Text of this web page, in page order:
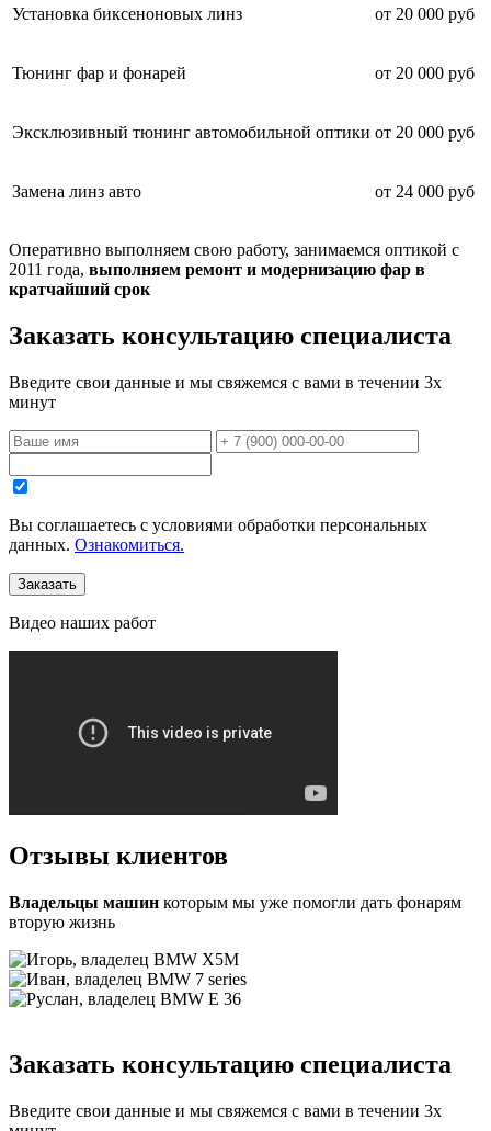
Установка биксеноновых линз от 20 000 руб
Тюнинг фар и фонарей от 20 000 руб
Эксклюзивный тюнинг автомобильной оптики от 20 000 руб
Замена линз авто от 24 000 руб
Оперативно выполняем свою работу, занимаемся оптикой с
2011 года, выполняем ремонт и модернизацию фар в
кратчайший срок
Заказать консультацию специалиста
Введите свои данные и мы свяжемся с вами в течении 3х
минут
Вы соглашаетесь с уcловиями обработки персональных
данных. Ознакомиться.
Видео наших работ
Отзывы клиентов
Владельцы машин которым мы уже помогли дать фонарям
вторую жизнь
Заказать консультацию специалиста
Введите свои данные и мы свяжемся с вами в течении 3х